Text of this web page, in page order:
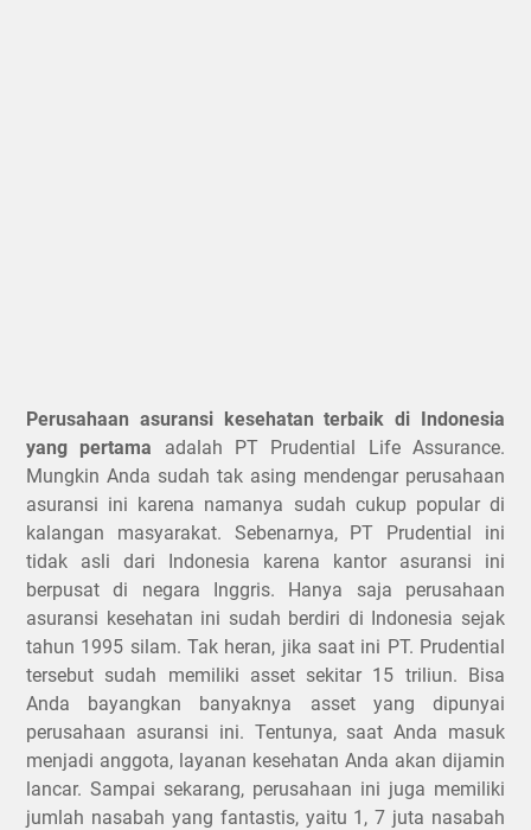
Perusahaan asuransi kesehatan terbaik di Indonesia
yang pertama adalah PT Prudential Life Assurance.
Mungkin Anda sudah tak asing mendengar perusahaan
asuransi ini karena namanya sudah cukup popular di
kalangan masyarakat. Sebenarnya, PT Prudential ini
tidak asli dari Indonesia karena kantor asuransi ini
berpusat di negara Inggris. Hanya saja perusahaan
asuransi kesehatan ini sudah berdiri di Indonesia sejak
tahun 1995 silam. Tak heran, jika saat ini PT. Prudential
tersebut sudah memiliki asset sekitar 15 triliun. Bisa
Anda bayangkan banyaknya asset yang dipunyai
perusahaan asuransi ini. Tentunya, saat Anda masuk
menjadi anggota, layanan kesehatan Anda akan dijamin
lancar. Sampai sekarang, perusahaan ini juga memiliki
jumlah nasabah yang fantastis, yaitu 1, 7 juta nasabah